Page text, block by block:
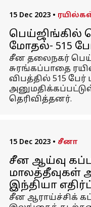
15 Dec 2023 •
பெய்ஜிங்கில்
மோதல்- 515
சீன தலைநகர்
சுரங்கப்பாதை
விபத்தில் 515
தெரிவித்தனர்.
15 Dec 2023 • சீனா
சீன ஆய்வு
மாலத்தீவுகள்
இந்தியா
சீன ஆராய்ச்சிக்